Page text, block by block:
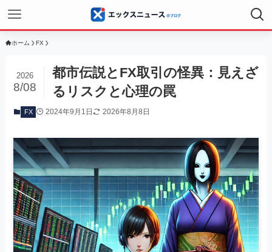
ホーム FX
都市伝説とFX取引の怪異：見えざ
るリスクと心理の罠
2026
8/08
FX 2024年9月1日 2026年8月8日